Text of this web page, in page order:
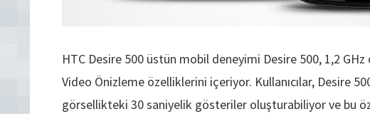
HTC Desire 500 üstün mobil deneyimi Desire 500, 1,2
Video Önizleme özelliklerini içeriyor. Kullanıcılar, Desire
görsellikteki 30 saniyelik gösteriler oluşturabiliyor ve bu